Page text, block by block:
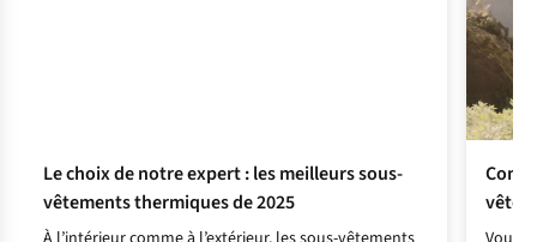
Le choix de notre expert : les meilleurs sous-
vêtements thermiques de 2025